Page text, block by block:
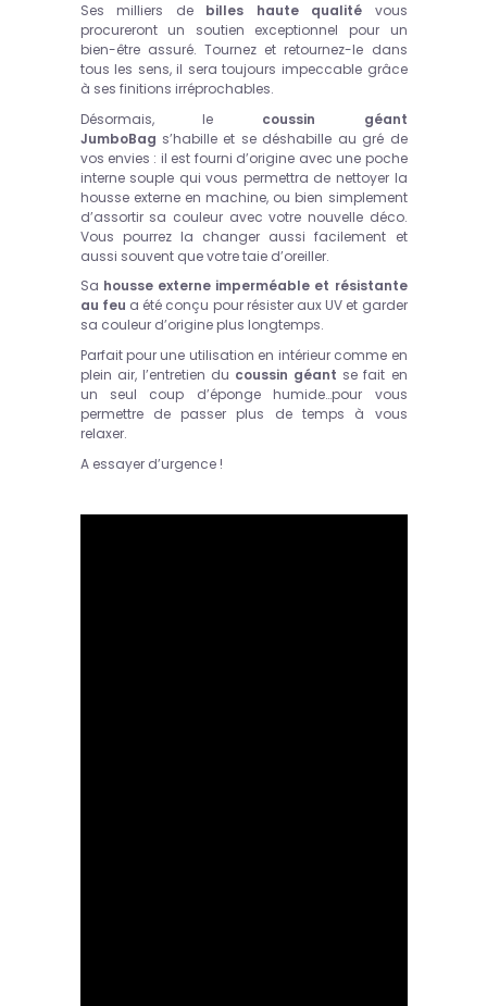
Ses milliers de billes haute qualité vous
procureront un soutien exceptionnel pour un
bien-être assuré. Tournez et retournez-le dans
tous les sens, il sera toujours impeccable grâce
à ses finitions irréprochables.
Désormais, le coussin géant
JumboBag s’habille et se déshabille au gré de
vos envies : il est fourni d’origine avec une poche
interne souple qui vous permettra de nettoyer la
housse externe en machine, ou bien simplement
d’assortir sa couleur avec votre nouvelle déco.
Vous pourrez la changer aussi facilement et
aussi souvent que votre taie d’oreiller.
Sa housse externe imperméable et résistante
au feu a été conçu pour résister aux UV et garder
sa couleur d’origine plus longtemps.
Parfait pour une utilisation en intérieur comme en
plein air, l’entretien du coussin géant se fait en
un seul coup d’éponge humide…pour vous
permettre de passer plus de temps à vous
relaxer.
A essayer d’urgence !